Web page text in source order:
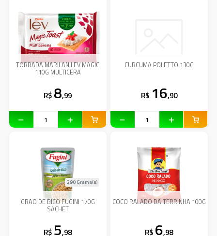
TORRADA MARILAN LEV MAGIC
110G MULTICERA
R$ 8,99
CURCUMA POLETTO 130G
R$ 16,90
GRAO DE BICO FUGINI 170G
SACHET
290 Grama(s)
R$ 5,98
COCO RALADO DA TERRINHA 100G
R$ 6,98